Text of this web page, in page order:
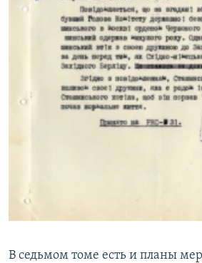
В седьмом томе есть и планы